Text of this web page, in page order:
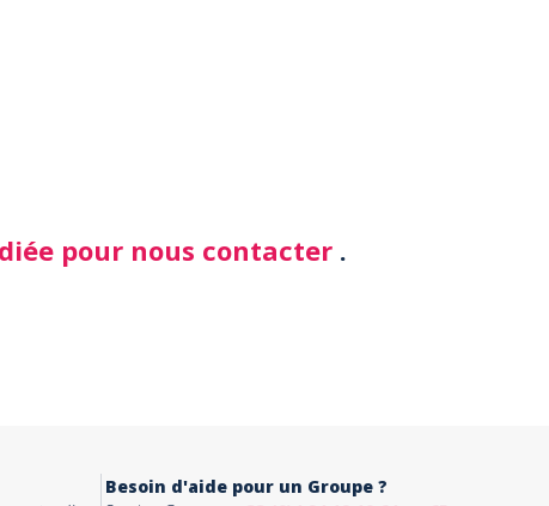
pour nous contacter .
Besoin d'aide pour un Groupe ?